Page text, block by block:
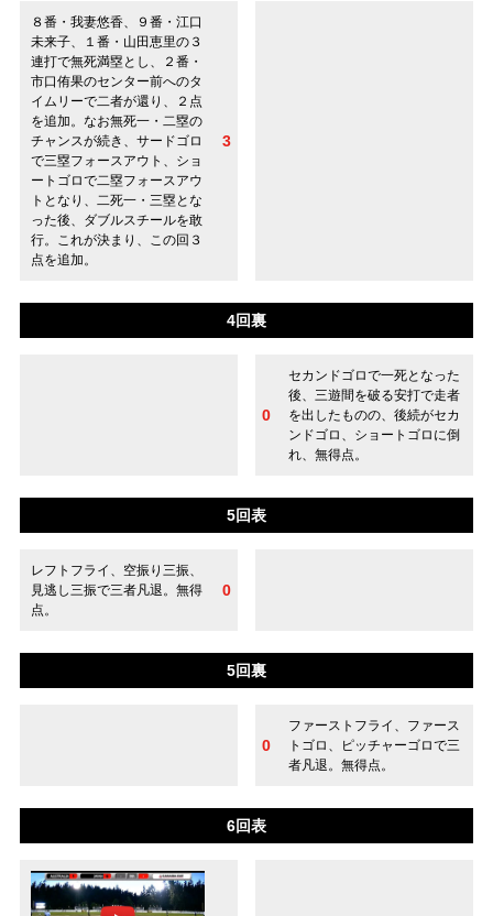
８番・我妻悠香、９番・江口
未来子、１番・山田恵里の３
連打で無死満塁とし、２番・
市口侑果のセンター前へのタ
イムリーで二者が還り、２点
を追加。なお無死一・二塁の
チャンスが続き、サードゴロ
で三塁フォースアウト、ショ
ートゴロで二塁フォースアウ
トとなり、二死一・三塁とな
った後、ダブルスチールを敢
行。これが決まり、この回３
点を追加。
3
4回裏
セカンドゴロで一死となった
後、三遊間を破る安打で走者
を出したものの、後続がセカ
ンドゴロ、ショートゴロに倒
れ、無得点。
0
5回表
レフトフライ、空振り三振、
見逃し三振で三者凡退。無得
点。
0
5回裏
ファーストフライ、ファース
トゴロ、ピッチャーゴロで三
者凡退。無得点。
0
6回表